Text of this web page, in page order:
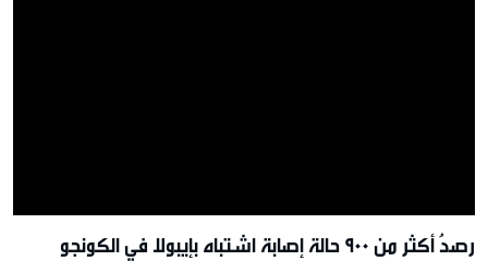
رصدُ أكثر من 900 حالة إصابة اشتباه بإيبولا في الكونجو